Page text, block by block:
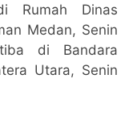
Rumah Dinas
Medan, Senin
di Bandara
Utara, Senin